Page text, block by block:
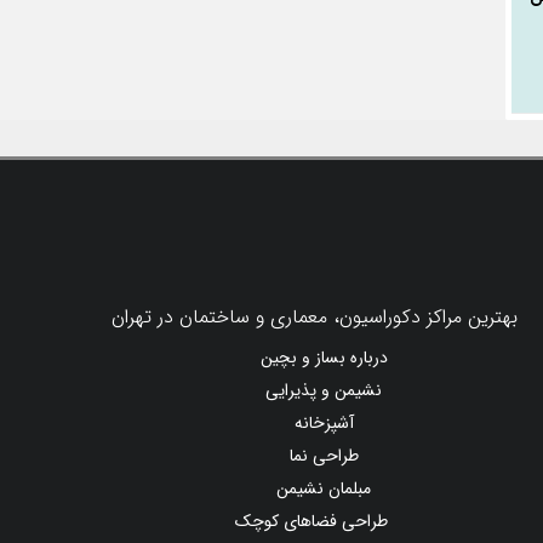
بهترین مراکز دکوراسیون، معماری و ساختمان در تهران
درباره بساز و بچین
نشیمن و پذیرایی
آشپزخانه
طراحی نما
مبلمان نشیمن
طراحی فضاهای کوچک